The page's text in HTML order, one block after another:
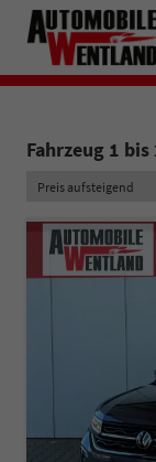
Fahrzeug 1